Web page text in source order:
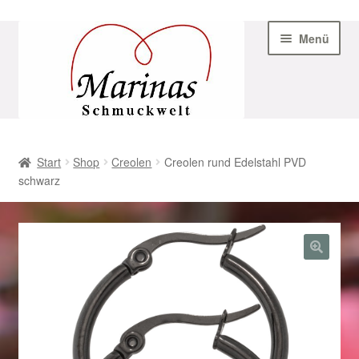
Navigation
Menü
AGB
Beispiel-Seite
Datenschutz
Geschenke zu Ostern 2023
Geschenke zu Ostern 2024
Start Shop Creolen
Creolen rund Edelstahl PVD
schwarz